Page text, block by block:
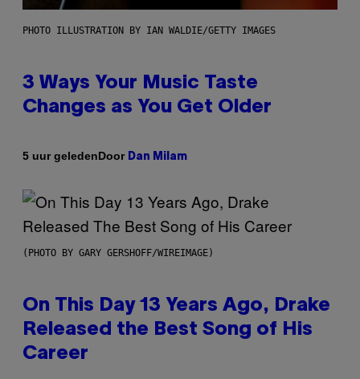
PHOTO ILLUSTRATION BY IAN WALDIE/GETTY IMAGES
3 Ways Your Music Taste
Changes as You Get Older
5 uur geledenDoor Dan Milam
(PHOTO BY GARY GERSHOFF/WIREIMAGE)
On This Day 13 Years Ago, Drake
Released the Best Song of His
Career